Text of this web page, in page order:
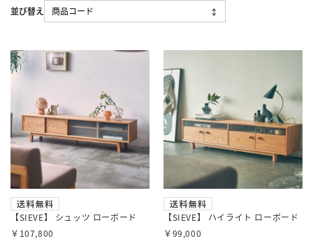
【SIEVE】 シュッツ ローボード
￥107,800
【SIEVE】 ハイライト ローボード
￥99,000